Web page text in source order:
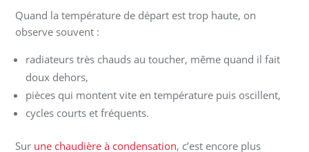
Quand la température de départ est trop haute, on
observe souvent :
radiateurs très chauds au toucher, même quand il fait
doux dehors,
pièces qui montent vite en température puis oscillent,
cycles courts et fréquents.
Sur une chaudière à condensation, c’est encore plus